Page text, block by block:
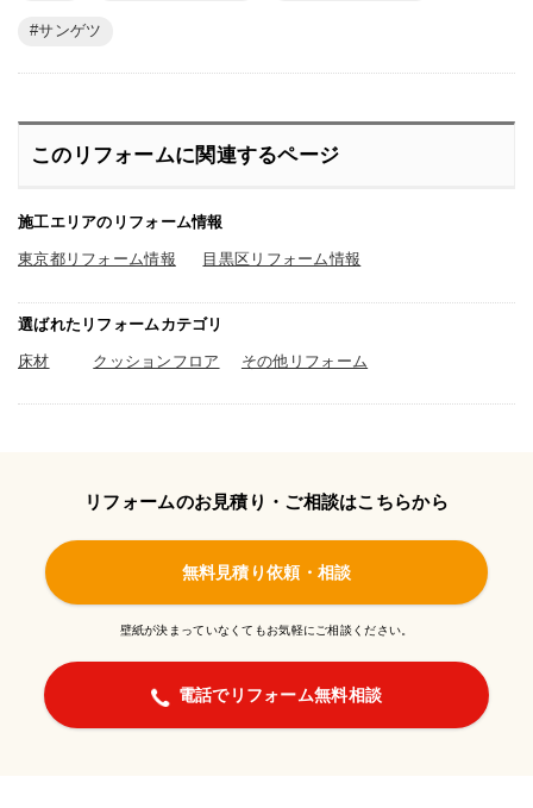
サンゲツ
このリフォームに関連するページ
施工エリアのリフォーム情報
東京都リフォーム情報 目黒区リフォーム情報
選ばれたリフォームカテゴリ
床材 クッションフロア その他リフォーム
リフォームのお見積り・ご相談はこちらから
無料見積り依頼・相談
壁紙が決まっていなくてもお気軽にご相談ください。
電話でリフォーム無料相談